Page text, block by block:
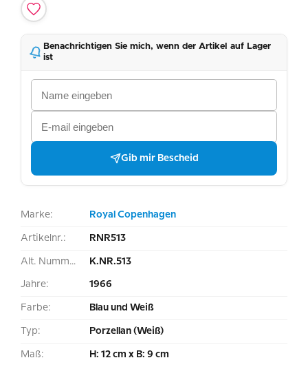
Benachrichtigen Sie mich, wenn der Artikel auf Lager
ist
Gib mir Bescheid
Marke: Royal Copenhagen
Artikelnr.: RNR513
Alt. Nummer: K.NR.513
Jahre: 1966
Farbe: Blau und Weiß
Typ: Porzellan (Weiß)
Maß: H: 12 cm x B: 9 cm